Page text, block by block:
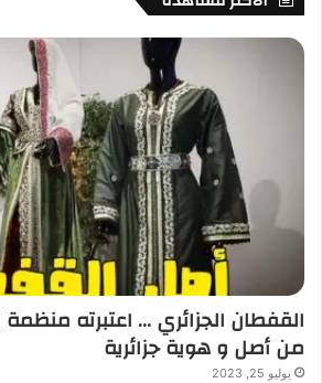
القفطان الجزائري … اعتبرته منظمة
من أصل و هوية جزائرية
يوليو 25, 2023